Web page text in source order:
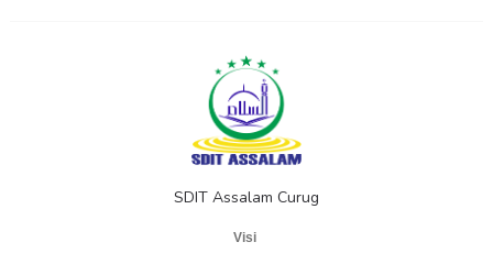
SDIT Assalam Curug
Visi